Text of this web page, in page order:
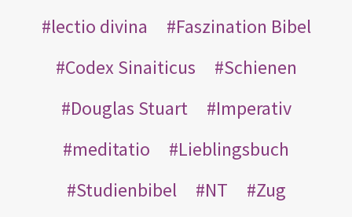
lectio divina
Faszination Bibel
Codex Sinaiticus
Schienen
Douglas Stuart
Imperativ
meditatio
Lieblingsbuch
Studienbibel
NT
Zug